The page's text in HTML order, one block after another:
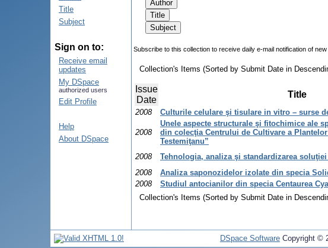
Title
Subject
Sign on to:
Receive email
updates
My DSpace
authorized users
Edit Profile
Help
About DSpace
Subscribe to this collection to receive daily e-mail notification of new
Collection's Items (Sorted by Submit Date in
Issue
Date
Title
2008 Culturile celulare şi tisulare in vitro – surse
2008
Unele aspecte structurale şi fitochimice ale
din colecţia Centrului de Cultivare a
Testemiţanu”
2008 Tehnologia, analiza şi standardizarea
2008
Analiza saponozidelor izolate din specia
2008
Studiul antocianilor din specia Centaurea
Collection's Items (Sorted by Submit Date in
DSpace Software Copyright ©